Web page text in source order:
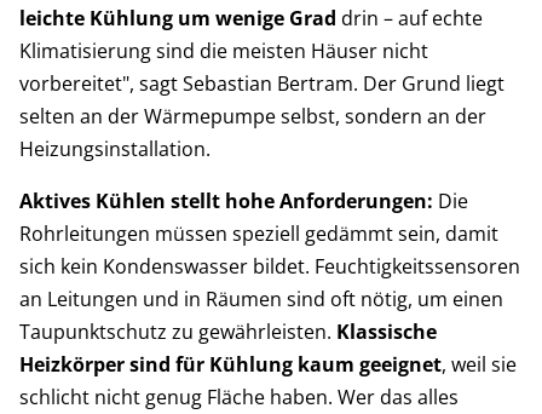
leichte Kühlung um wenige Grad drin – auf echte
Klimatisierung sind die meisten Häuser nicht
vorbereitet", sagt Sebastian Bertram. Der Grund liegt
selten an der Wärmepumpe selbst, sondern an der
Heizungsinstallation.
Aktives Kühlen stellt hohe Anforderungen: Die
Rohrleitungen müssen speziell gedämmt sein, damit
sich kein Kondenswasser bildet. Feuchtigkeitssensoren
an Leitungen und in Räumen sind oft nötig, um einen
Taupunktschutz zu gewährleisten. Klassische
Heizkörper sind für Kühlung kaum geeignet, weil sie
schlicht nicht genug Fläche haben. Wer das alles